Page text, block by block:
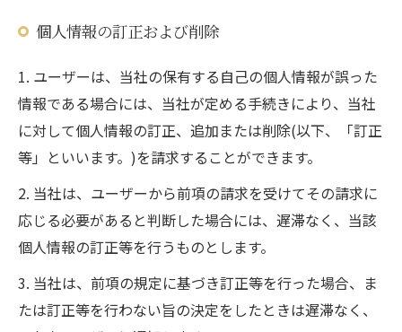
個人情報の訂正および削除
1. ユーザーは、当社の保有する自己の個人情報が誤った
情報である場合には、当社が定める手続きにより、当社
に対して個人情報の訂正、追加または削除(以下、「訂正
等」といいます。)を請求することができます。
2. 当社は、ユーザーから前項の請求を受けてその請求に
応じる必要があると判断した場合には、遅滞なく、当該
個人情報の訂正等を行うものとします。
3. 当社は、前項の規定に基づき訂正等を行った場合、ま
たは訂正等を行わない旨の決定をしたときは遅滞なく、